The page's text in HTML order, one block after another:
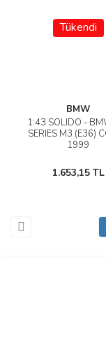
Tükendi
BMW
1:43 SOLIDO -
SERIES M3 (E36)
1999
1.653,15 TL